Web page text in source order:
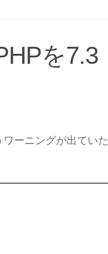
を7.3
ーニングが出ていた